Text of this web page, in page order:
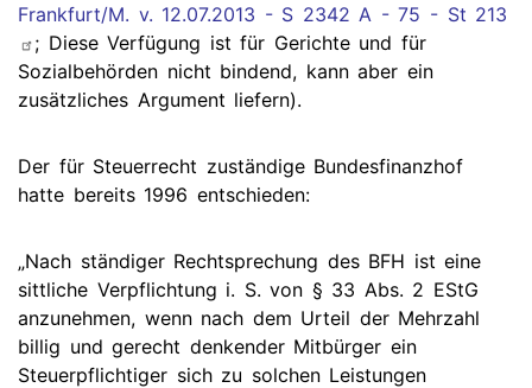
Frankfurt/M. v. 12.07.2013 - S 2342 A - 75 - St 213
; Diese Verfügung ist für Gerichte und für
Sozialbehörden nicht bindend, kann aber ein
zusätzliches Argument liefern).
Der für Steuerrecht zuständige Bundesfinanzhof
hatte bereits 1996 entschieden:
„Nach ständiger Rechtsprechung des BFH ist eine
sittliche Verpflichtung i. S. von § 33 Abs. 2 EStG
anzunehmen, wenn nach dem Urteil der Mehrzahl
billig und gerecht denkender Mitbürger ein
Steuerpflichtiger sich zu solchen Leistungen